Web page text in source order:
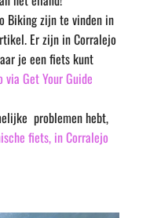
Biking zijn te vinden in
Er zijn in Corralejo
je een fiets kunt
Get Your Guide
problemen hebt,
fiets, in Corralejo